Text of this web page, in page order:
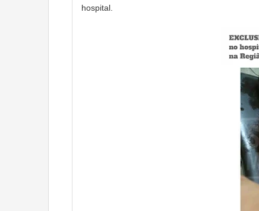
hospital.